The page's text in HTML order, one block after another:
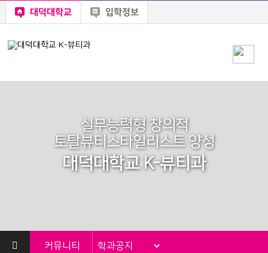
대덕대학교 입학정보
실무능력형 창의적
토탈뷰티스타일리스트 양성
대덕대학교 K-뷰티과
커뮤니티